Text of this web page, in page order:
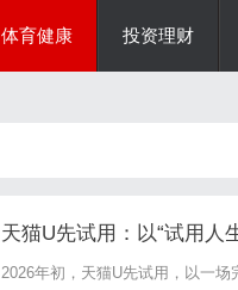
体育健康 投资理财
天猫U先试用：以“试用人
2026年初，天猫U先试用，以一